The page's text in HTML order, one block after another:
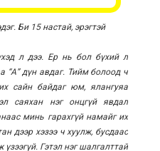
Би 15 настай, эрэгтэй
л дээ. Ер нь бол бүхий л
“А” дүн авдаг. Тийм болоод ч
сайн байдаг юм, ялангуяа
саяхан нэг онцгүй явдал
минь гарахгүй намайг их
дээр хэзээ ч хуулж, бусдаас
Гэтэл нэг шалгалттай